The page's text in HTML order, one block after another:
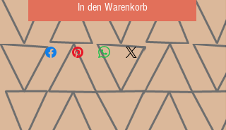
In den Warenkorb